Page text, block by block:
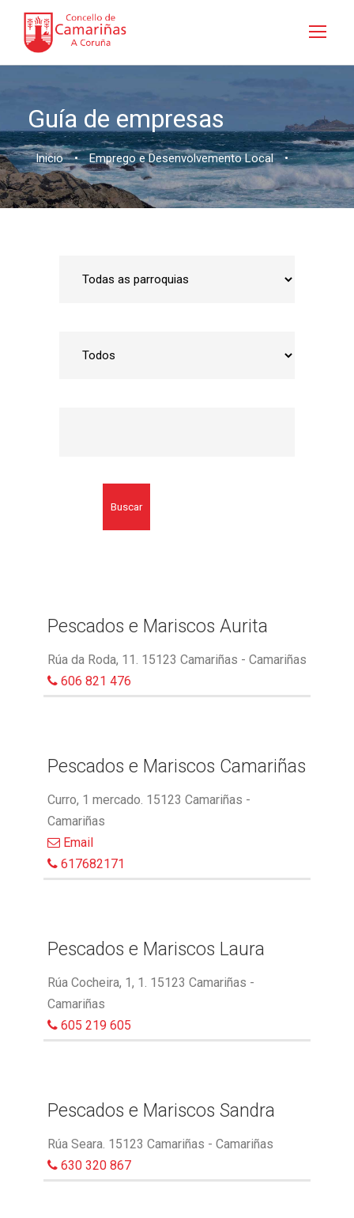
Guía de empresas
Inicio • Emprego e Desenvolvemento Local •
Buscar
Pescados e Mariscos Aurita
Rúa da Roda, 11. 15123 Camariñas - Camariñas
606 821 476
Pescados e Mariscos Camariñas
Curro, 1 mercado. 15123 Camariñas -
Camariñas
Email
617682171
Pescados e Mariscos Laura
Rúa Cocheira, 1, 1. 15123 Camariñas -
Camariñas
605 219 605
Pescados e Mariscos Sandra
Rúa Seara. 15123 Camariñas - Camariñas
630 320 867